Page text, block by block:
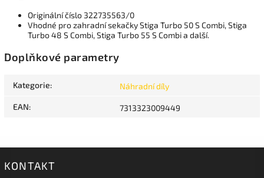
Originální číslo 322735563/0
Vhodné pro zahradní sekačky Stiga Turbo 50 S Combi, Stiga
Turbo 48 S Combi, Stiga Turbo 55 S Combi a další.
Doplňkové parametry
Kategorie: Náhradní díly
EAN: 7313323009449
KONTAKT